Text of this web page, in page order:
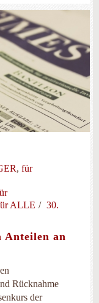
, für
ALLE
30.
Anteilen an
Rücknahme
der